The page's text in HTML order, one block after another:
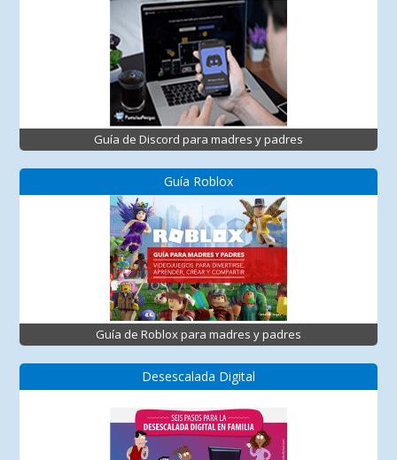
Guía de Discord para madres y padres
Guía Roblox
Guía de Roblox para madres y padres
Desescalada Digital